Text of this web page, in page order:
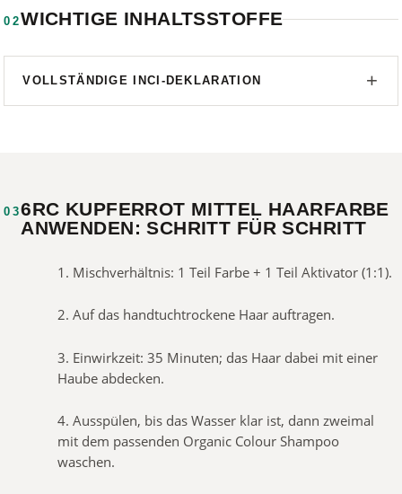
02WICHTIGE INHALTSSTOFFE
VOLLSTÄNDIGE INCI-DEKLARATION
036RC KUPFERROT MITTEL HAARFARBE
ANWENDEN: SCHRITT FÜR SCHRITT
1. Mischverhältnis: 1 Teil Farbe + 1 Teil Aktivator (1:1).
2. Auf das handtuchtrockene Haar auftragen.
3. Einwirkzeit: 35 Minuten; das Haar dabei mit einer
Haube abdecken.
4. Ausspülen, bis das Wasser klar ist, dann zweimal
mit dem passenden Organic Colour Shampoo
waschen.